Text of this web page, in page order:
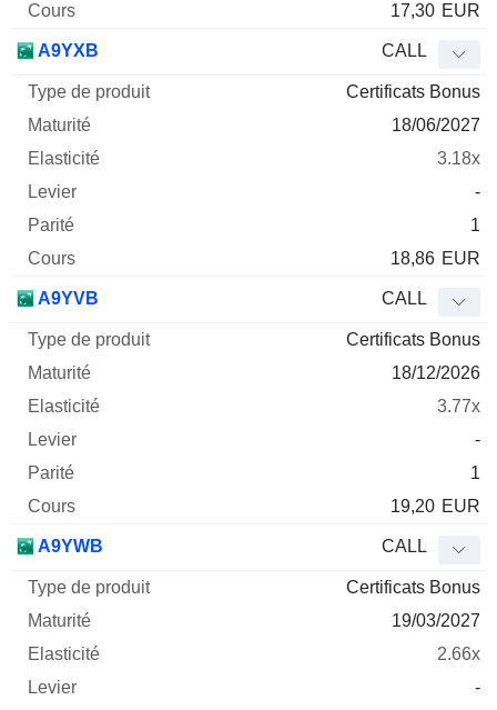
17,30 EUR
A9YXB CALL
Certificats Bonus
18/06/2027
3.18x
-
1
18,86 EUR
A9YVB CALL
Certificats Bonus
18/12/2026
3.77x
-
1
19,20 EUR
A9YWB CALL
Certificats Bonus
19/03/2027
2.66x
-